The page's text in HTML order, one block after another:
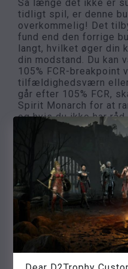
Så længe det ikke er
tidligt spil, er denne
overkommelig! Det
fund end den forrige
langt, hvilket øger din
din modstand. Du kan
105% FCR-breakpoint
tilfældighedsværn eller
går efter 105% FCR,
Spirit Monarch for at
og hvis du ikke har
du skifte en Nagel /
Dette betyder ikke
FCR-breakpoint.
300%, hvilket er
landbrug. Jeg bruger
ganske ofte omkring
kontakten kan du
til højre, før du
Arms + Bo-ånd, som
vejen mere sikkert og
High Tier Build: